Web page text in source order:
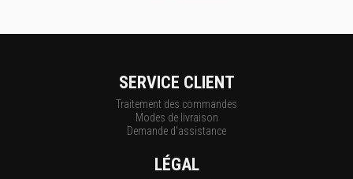
SERVICE CLIENT
Traitement des commandes
Modes de livraison
Demande d'assistance
LÉGAL